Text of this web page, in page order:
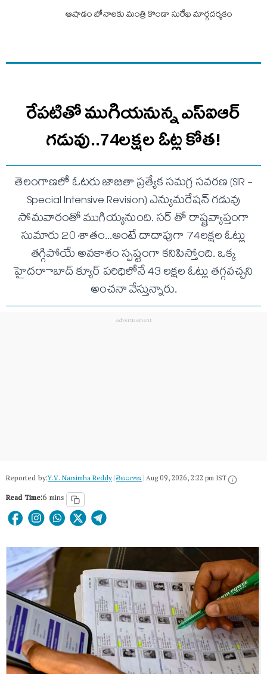
ఆషాడం బోనాలకు మంత్రి కొండా సురేఖ మార్గదర్శకం
రేపటితో ముగియనున్న ఎస్‌ఐఆర్
గడువు..74లక్షల ఓట్ల కోత!
తెలంగాణలో ఓటరు జాబితా ప్రత్యేక సమగ్ర సవరణ (SIR -
Special Intensive Revision) ఎన్యుమరేషన్ గడువు
సోమవారంతో ముగియ్యనుంది. సర్ తో రాష్ట్రవ్యాప్తంగా
సుమారు 20 శాతం...అంటే దాదాపుగా 74లక్షల ఓట్లు
తగ్గిపోయే అవకాశం స్పష్టంగా కనిపిస్తోంది. ఒక్క
హైదరాాబాద్ క్యూర్ పరిధిలోనే 43 లక్షల ఓట్లు తగ్గవచ్చని
అంచనా వేస్తున్నారు.
Reported by:Y.V. Narsimha Reddy|తెలంగాణ‌|Aug 09, 2026, 2:22 pm IST
Read Time:6 mins